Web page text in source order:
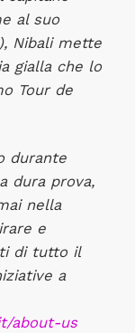
al suo
Nibali mette
gialla che lo
Tour de
durante
dura prova,
nella
e
di tutto il
a
about-us